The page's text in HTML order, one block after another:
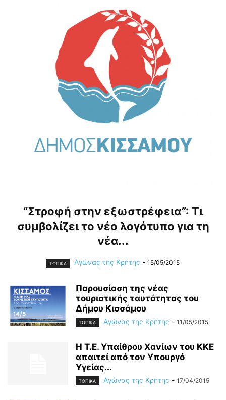
“Στροφή στην εξωστρέφεια”: Τι
συμβολίζει το νέο λογότυπο για τη
νέα...
ΤΟΠΙΚΑ Αγώνας της Κρήτης - 15/05/2015
Παρουσίαση της νέας
τουριστικής ταυτότητας του
Δήμου Κισσάμου
ΤΟΠΙΚΑ Αγώνας της Κρήτης - 11/05/2015
Η Τ.Ε. Υπαίθρου Χανίων του ΚΚΕ
απαιτεί από τον Υπουργό
Υγείας...
ΤΟΠΙΚΑ Αγώνας της Κρήτης - 17/04/2015